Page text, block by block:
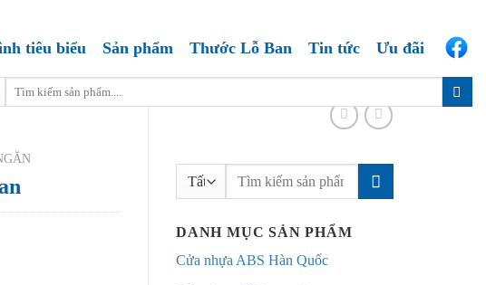
tiêu biểu Sản phẩm Thước Lỗ Ban Tin tức Ưu đãi
Tìm
DANH MỤC SẢN PHẨM
Cửa nhựa ABS Hàn Quốc